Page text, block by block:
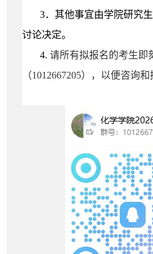
3．其他事宜由学院研究
讨论决定。
4.请所有拟报名的考生即
（1012667205） ，以便咨询和